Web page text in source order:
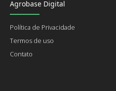
Agrobase Digital
Política de Privacidade
Termos de uso
Contato